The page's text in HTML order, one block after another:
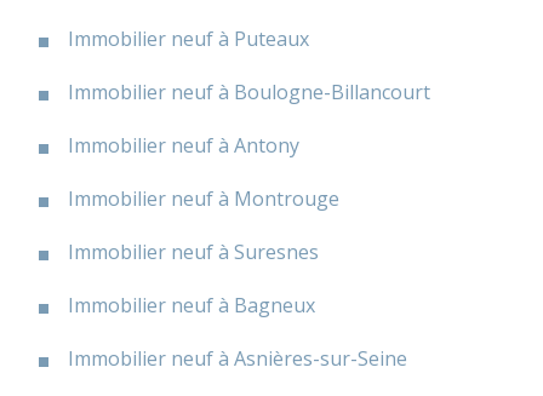
Immobilier neuf à Puteaux
Immobilier neuf à Boulogne-Billancourt
Immobilier neuf à Antony
Immobilier neuf à Montrouge
Immobilier neuf à Suresnes
Immobilier neuf à Bagneux
Immobilier neuf à Asnières-sur-Seine